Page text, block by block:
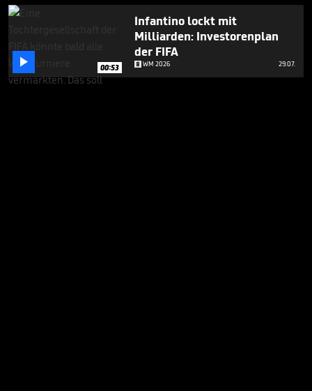
 00:53
Infantino lockt mit
Milliarden: Investorenplan
der FIFA
WM 2026 29.07.